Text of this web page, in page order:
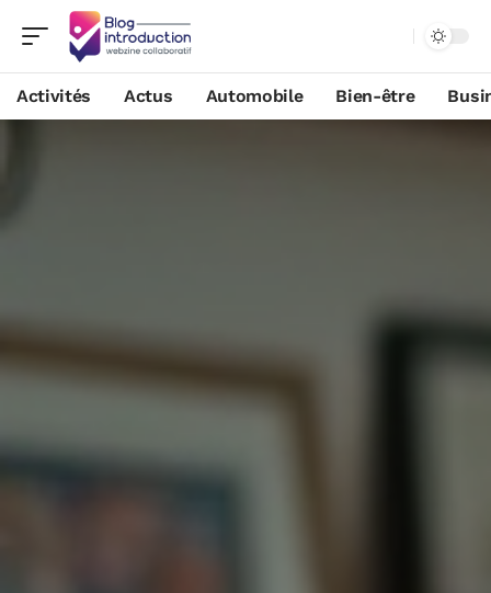
Activités Actus Automobile Bien-être